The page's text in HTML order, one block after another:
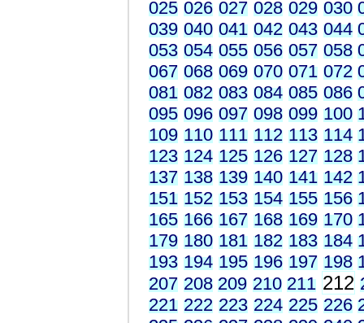
025 026 027 028 029 030
039 040 041 042 043 044
053 054 055 056 057 058
067 068 069 070 071 072
081 082 083 084 085 086
095 096 097 098 099 100
109 110 111 112 113 114
123 124 125 126 127 128
137 138 139 140 141 142
151 152 153 154 155 156
165 166 167 168 169 170
179 180 181 182 183 184
193 194 195 196 197 198
207 208 209 210 211 212
221 222 223 224 225 226